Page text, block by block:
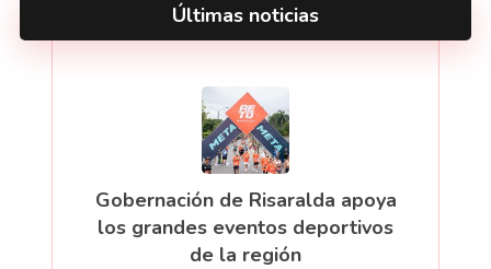
Últimas noticias
Gobernación de Risaralda apoya
los grandes eventos deportivos
de la región